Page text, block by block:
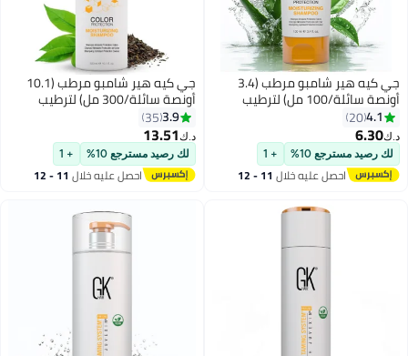
جي كيه هير شامبو مرطب (3.4
أونصة سائلة/100 مل) لترطيب
اللون والتلف الجاف والمجعد
والخفيف والمعالج بالألوان،
الشعر العضوي، وخالي من
البارابين، لجميع أنواع الشعر
20
مسترجع 10% + 1
احصل عليه خلال 11 - 12
جي كيه هير شامبو مرطب (10.1
أونصة سائلة/300 مل) لترطيب
وحماية اللون والتلف الجاف والمجعد
والمجعد والخفيف والمعالج بالألوان،
وإصلاح الشعر العضوي، وخالي من
كبريتات البارابين، لجميع أنواع الشعر
3.9
35
13.51
لك رصيد مسترجع 10% + 1
احصل عليه خلال 11 - 12